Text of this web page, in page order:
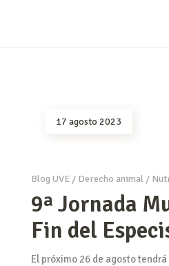
17 agosto 2023
Blog UVE/ Derecho animal/
9ª Jornada
Fin del
El próximo 26 de agosto